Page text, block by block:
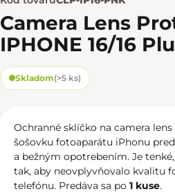
Camera Lens
IPHONE 16/16
Skladom(>5 ks)
Ochranné sklíčko na camera
šošovku fotoaparátu iPhonu
a bežným opotrebením. Je
tak, aby neovplyvňovalo kvalitu
telefónu. Predáva sa po 1 kuse.